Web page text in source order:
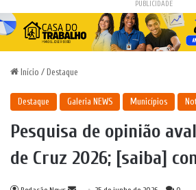
PUBLICIDADE
Início / Destaque
Destaque Galeria NEWS Municípios
Pesquisa de opinião
de Cruz 2026; [saiba]